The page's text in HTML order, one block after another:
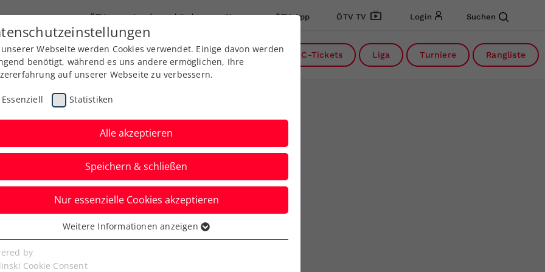
ÖTV Landesverbände News ÖTV App ÖTV TV Login Suchen
Ausbildung Services Über uns Kreise DC-Tickets Liga Turniere Rangliste
das Double bleibt
Webseite werden Cookies verwendet. Einige davon werden
benötigt, während es uns andere ermöglichen, Ihre
auf unserer Webseite zu verbessern.
Essenziell Statistiken
Alle akzeptieren
Speichern & schließen
Nur essenzielle Cookies akzeptieren
Cookies werden für grundlegende Funktionen der
benötigt. Dadurch ist gewährleistet, dass die Webseite
Weitere Informationen anzeigen
by
Cookie Consent